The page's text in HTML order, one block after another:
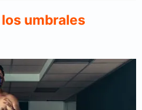
umbrales